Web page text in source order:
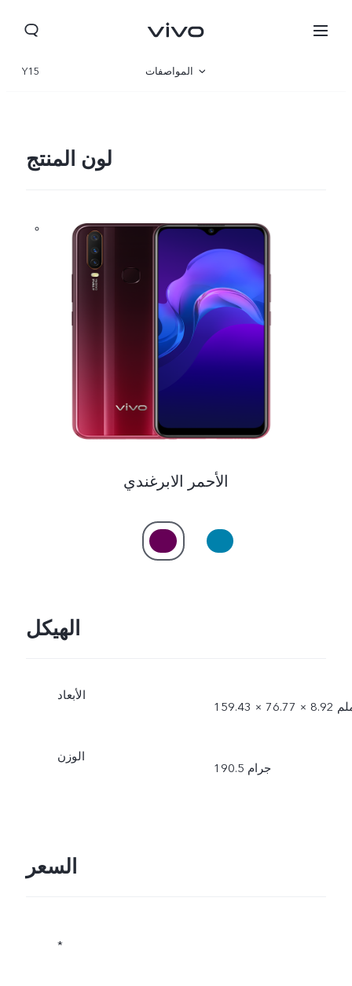
Y15 المواصفات
لون المنتج
الأحمر الابرغندي
الهيكل
الأبعاد
76.77 × 8.92 ملم
الوزن
190.5 جرام
السعر
*